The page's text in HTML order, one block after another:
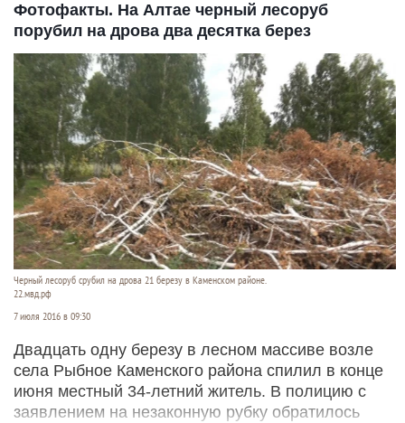
Фотофакты. На Алтае черный лесоруб
порубил на дрова два десятка берез
Черный лесоруб срубил на дрова 21 березу в Каменском районе.
22.мвд.рф
7 июля 2016 в 09:30
Двадцать одну березу в лесном массиве возле
села Рыбное Каменского района спилил в конце
июня местный 34-летний житель. В полицию с
заявлением на незаконную рубку обратилось